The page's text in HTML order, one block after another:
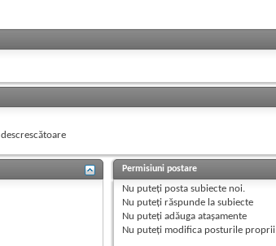
Permisiuni postare
Nu puteţi posta subiecte noi.
Nu puteţi răspunde la subiecte
Nu puteţi adăuga ataşamente
Nu puteţi modifica posturile proprii